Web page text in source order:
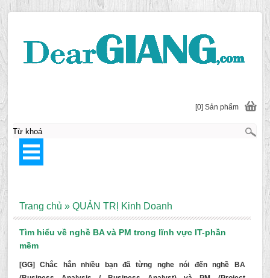
Tìm hiểu về nghề BA và PM trong lĩnh vực IT-phần
mềm
[GG] Chắc hẳn nhiều bạn đã từng nghe nói đến nghề BA
Trang chủ » QUẢN TRỊ Kinh Doanh
[0] Sản phẩm